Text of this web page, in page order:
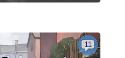
11